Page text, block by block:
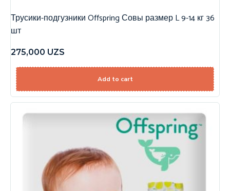
Трусики-подгузники Offspring Совы размер L 9-14 кг 36
шт
275,000 UZS
Add to cart